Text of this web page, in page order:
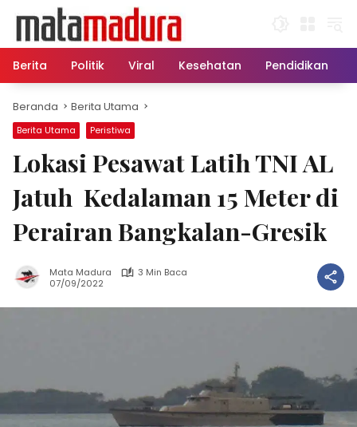
konten
Berita
Politik Viral Kesehatan Pendidikan
Beranda Berita Utama
Berita Utama Peristiwa
Lokasi Pesawat Latih TNI AL
Jatuh Kedalaman 15 Meter di
Perairan Bangkalan-Gresik
Mata Madura
3 Min Baca
07/09/2022